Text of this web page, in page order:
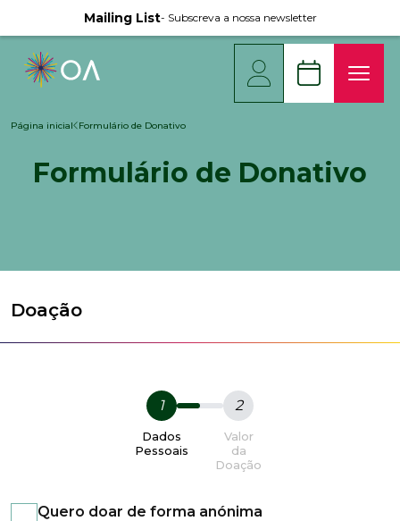
Mailing List- Subscreva a nossa newsletter
Página inicial Formulário de Donativo
Formulário de Donativo
Doação
1
Dados
Pessoais
2
Valor
da
Doação
Quero doar de forma anónima